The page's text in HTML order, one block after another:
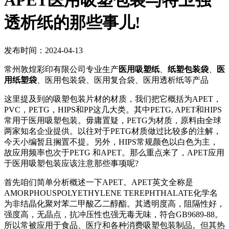
透析纸的那些事儿!
发布时间：2024-04-13
常州敦煌彩印有限公司专业生产医用吸塑纸 纸塑包装袋
医
用纸塑袋 、医用包装袋、医用复合袋、医用透析纸等产品
这里提及到的吸塑包装片材的材质，我们把它概括为APET，
PVC，PETG，HIPS和PP这几大类。其中PETG, APET和HIPS
常用于医用吸塑包装。毋庸置疑，PETG为材质，原料由全球
两家知名企业提供。以往对于PETG材质做过比较多的注解，
今天小编暂且搁置不提。另外，HIPS常规颜色以白色为主，
故应用频率也次于PETG 和APET。那么重点来了，APET应用
于医用吸塑包装应该注意那些事项呢?
首先咱们简单分析概述一下APET。APET英文全称是
AMORPHOUSPOLYETHYLENE TEREPHTHALATE化学名
为非结晶化聚对苯二甲酸乙二醇酯。其透明度高，阻隔性好，
强度高，无晶点，抗冲压性也强无毒无味，符合GB9689-88。
所以常被应用于食品、医疗和各种消费吸塑包装制品。但其热